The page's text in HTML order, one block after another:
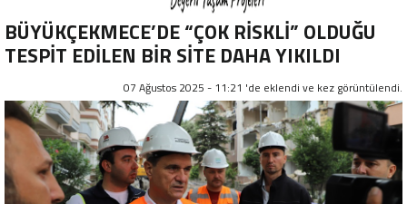
BÜYÜKÇEKMECE’DE “ÇOK RİSKLİ” OLDUĞU
TESPİT EDİLEN BİR SİTE DAHA YIKILDI
07 Ağustos 2025 - 11:21 'de eklendi ve kez görüntülendi.